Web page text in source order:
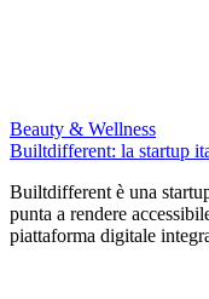
Beauty & Wellness
Builtdifferent: la startup
Builtdifferent è una
punta a rendere
piattaforma digitale